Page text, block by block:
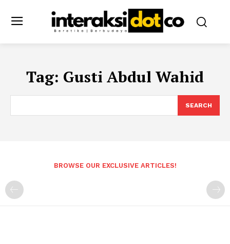
Tag: Gusti Abdul Wahid
SEARCH
BROWSE OUR EXCLUSIVE ARTICLES!